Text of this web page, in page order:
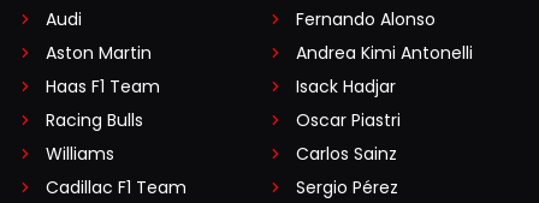
Audi
Aston Martin
Haas F1 Team
Racing Bulls
Williams
Cadillac F1 Team
Fernando Alonso
Andrea Kimi Antonelli
Isack Hadjar
Oscar Piastri
Carlos Sainz
Sergio Pérez